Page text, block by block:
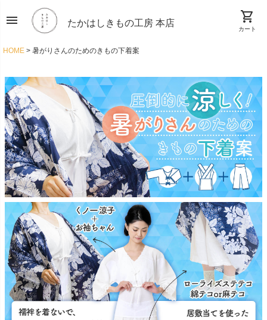
menu たかはしきもの工房 本店 shopping_cart
カート
HOME 暑がりさんのためのきもの下着案